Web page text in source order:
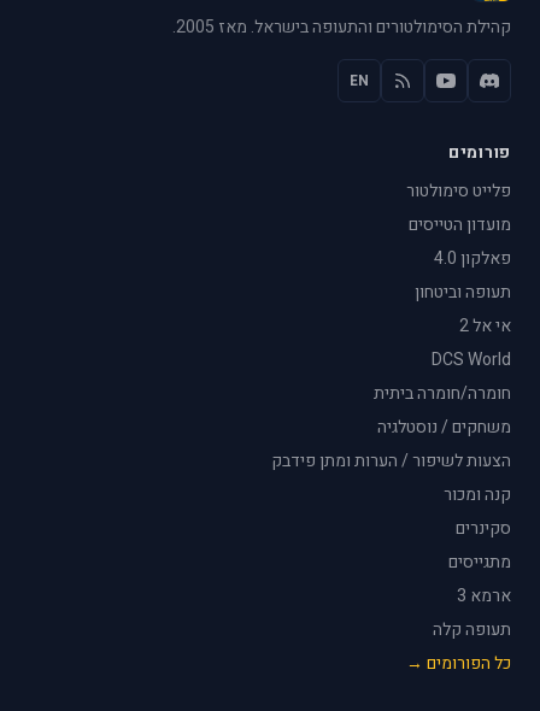
קהילת הסימולטורים והתעופה בישראל. מאז 2005.
EN
פורומים
פלייט סימולטור
מועדון הטייסים
פאלקון 4.0
תעופה וביטחון
אי אל 2
DCS World
חומרה/חומרה ביתית
משחקים / נוסטלגיה
הצעות לשיפור / הערות ומתן פידבק
קנה ומכור
סקינרים
מתגייסים
ארמא 3
תעופה קלה
כל הפורומים →